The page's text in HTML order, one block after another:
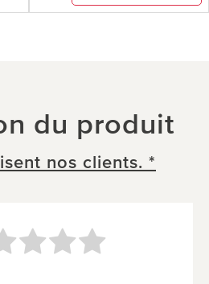
du produit
nos clients. *